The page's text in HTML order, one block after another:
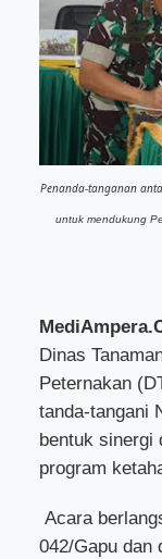
Penanda-tanganan
untuk mendukung
Dinas
Peternakan
tanda-tangani
bentuk sinergi
program
Acara
042/Gapu dan